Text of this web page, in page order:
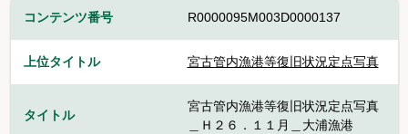
コンテンツ番号 R0000095M003D0000137
上位タイトル 宮古管内漁港等復旧状況定点写真
タイトル
宮古管内漁港等復旧状況定点写真
＿Ｈ２６．１１月＿大浦漁港